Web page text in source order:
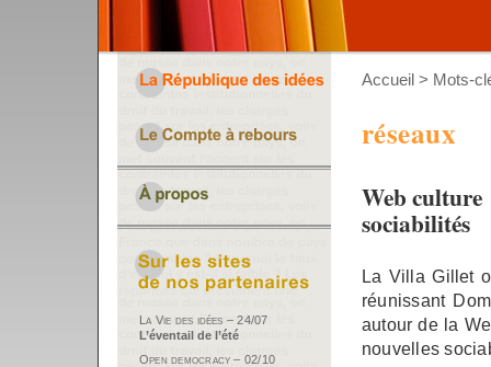
Accueil > Mots-
réseaux
Web culture
sociabilités
La Villa Gillet
réunissant
autour de la
nouvelles
La Vie des idées – 24/07
L’éventail de l’été
Open democracy – 02/10